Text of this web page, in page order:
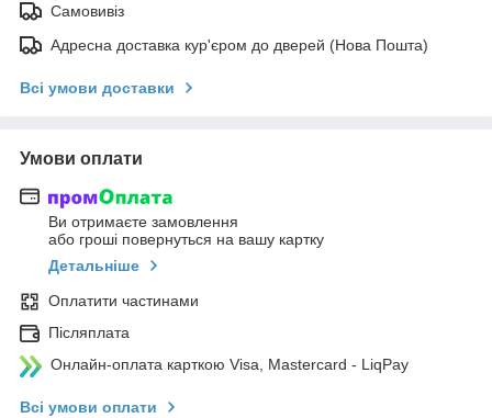
Самовивіз
Адресна доставка кур'єром до дверей (Нова Пошта)
Всі умови доставки
Умови оплати
Ви отримаєте замовлення
або гроші повернуться на вашу картку
Детальніше
Оплатити частинами
Післяплата
Онлайн-оплата карткою Visa, Mastercard - LiqPay
Всі умови оплати